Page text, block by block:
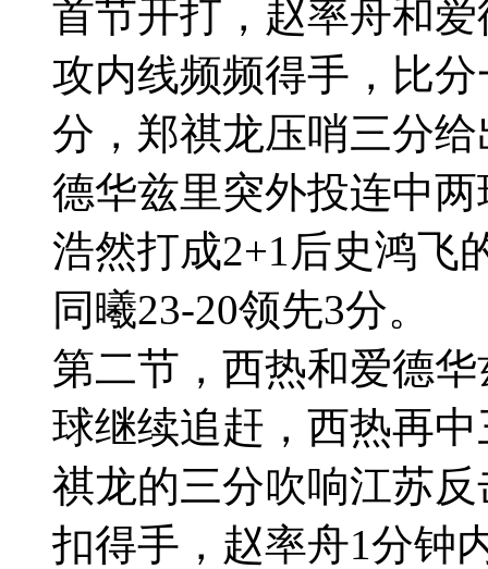
首节开打，赵率舟和
攻内线频频得手，比
分，郑祺龙压哨三分
德华兹里突外投连中
浩然打成2+1后史鸿飞
同曦23-20领先3分。
第二节，西热和爱德
球继续追赶，西热再
祺龙的三分吹响江苏
扣得手，赵率舟1分钟